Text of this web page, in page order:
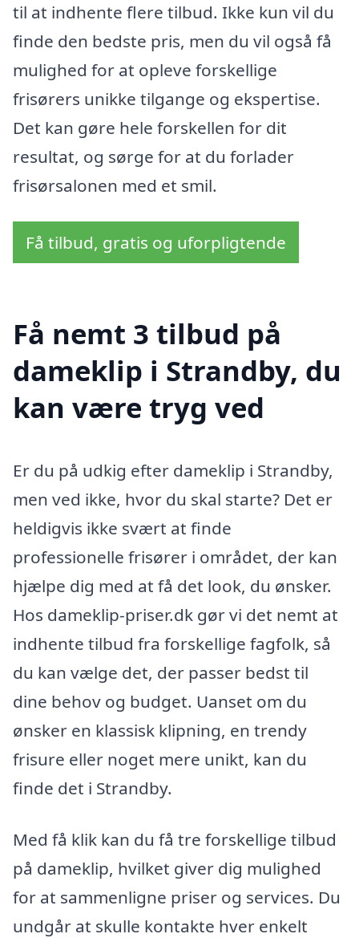
til at indhente flere tilbud. Ikke kun vil du
finde den bedste pris, men du vil også få
mulighed for at opleve forskellige
frisørers unikke tilgange og ekspertise.
Det kan gøre hele forskellen for dit
resultat, og sørge for at du forlader
frisørsalonen med et smil.
Få tilbud, gratis og uforpligtende
Få nemt 3 tilbud på
dameklip i Strandby, du
kan være tryg ved
Er du på udkig efter dameklip i Strandby,
men ved ikke, hvor du skal starte? Det er
heldigvis ikke svært at finde
professionelle frisører i området, der kan
hjælpe dig med at få det look, du ønsker.
Hos dameklip-priser.dk gør vi det nemt at
indhente tilbud fra forskellige fagfolk, så
du kan vælge det, der passer bedst til
dine behov og budget. Uanset om du
ønsker en klassisk klipning, en trendy
frisure eller noget mere unikt, kan du
finde det i Strandby.
Med få klik kan du få tre forskellige tilbud
på dameklip, hvilket giver dig mulighed
for at sammenligne priser og services. Du
undgår at skulle kontakte hver enkelt